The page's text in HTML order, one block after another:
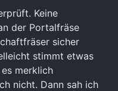
Keine
der Portalfräse
sicher
stimmt etwas
merklich
nicht. Dann sah ich